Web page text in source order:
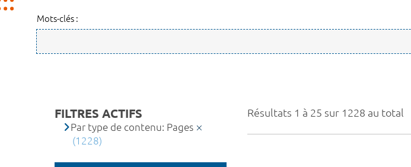
Mots-clés :
Résultats 1 à 25 sur 1228 au total
FILTRES ACTIFS
Par type de contenu: Pages
(1228)